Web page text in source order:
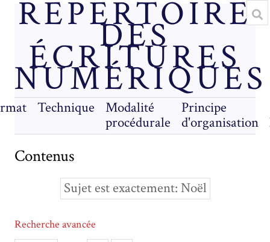
RÉPERTOIRE
DES
ÉCRITURES
NUMÉRIQUES
Technique
Modalité
procédurale
Principe
d'organisation
Contenus
Sujet est exactement Noël
Recherche avancée